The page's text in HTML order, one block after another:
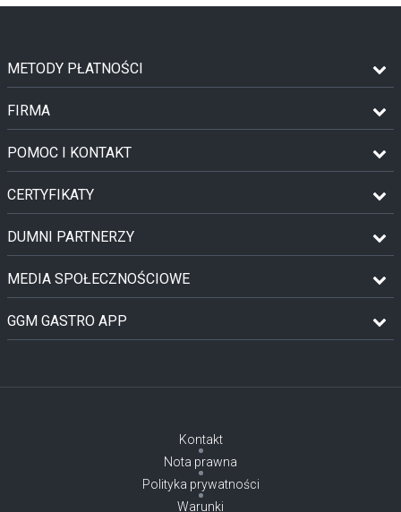
METODY PŁATNOŚCI
FIRMA
POMOC I KONTAKT
CERTYFIKATY
DUMNI PARTNERZY
MEDIA SPOŁECZNOŚCIOWE
GGM GASTRO APP
Kontakt
Nota prawna
Polityka prywatności
Warunki